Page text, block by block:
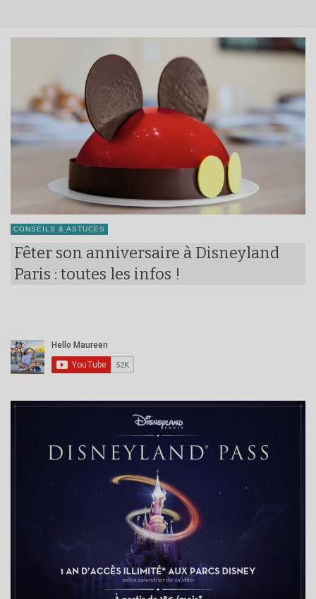
CONSEILS & ASTUCES
Fêter son anniversaire à Disneyland
Paris : toutes les infos !